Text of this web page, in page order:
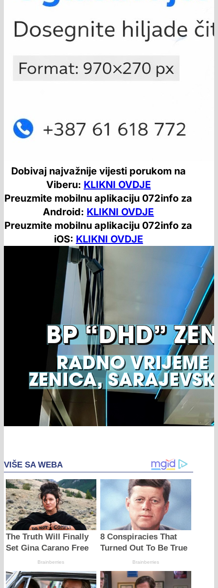
Dobivaj najvažnije vijesti porukom na
Viberu: KLIKNI OVDJE
Preuzmite mobilnu aplikaciju 072info za
Android: KLIKNI OVDJE
Preuzmite mobilnu aplikaciju 072info za
iOS: KLIKNI OVDJE